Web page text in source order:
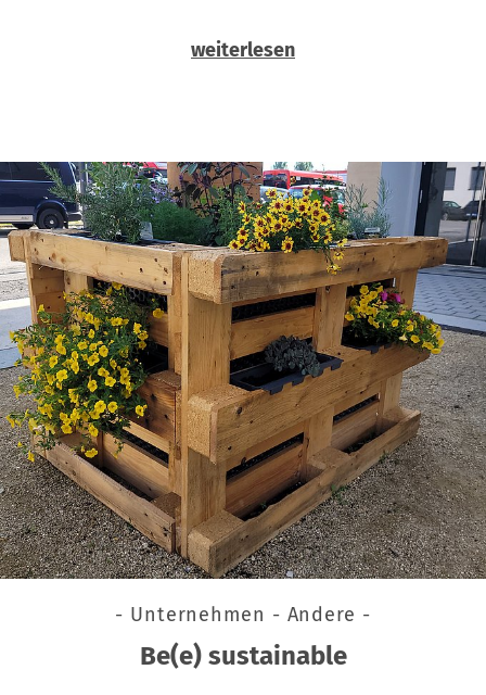
weiterlesen
- Unternehmen - Andere -
Be(e) sustainable